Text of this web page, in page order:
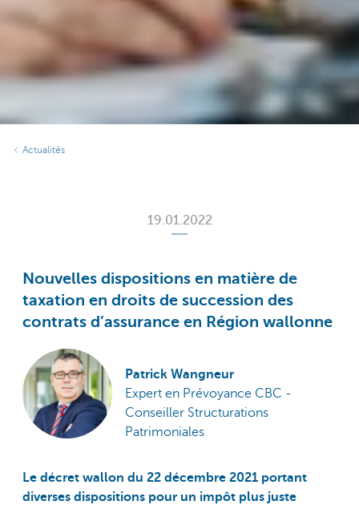
Actualités
19.01.2022
Nouvelles dispositions en matière de
taxation en droits de succession des
contrats d’assurance en Région wallonne
Patrick Wangneur
Expert en Prévoyance CBC -
Conseiller Structurations
Patrimoniales
Le décret wallon du 22 décembre 2021 portant
diverses dispositions pour un impôt plus juste